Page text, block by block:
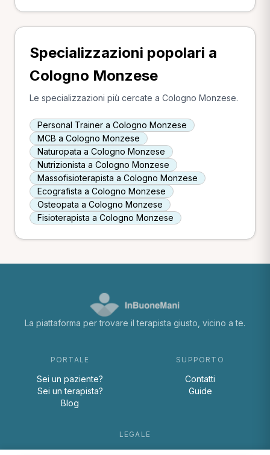
Specializzazioni popolari a
Cologno Monzese
Le specializzazioni più cercate a Cologno Monzese.
Personal Trainer a Cologno Monzese
MCB a Cologno Monzese
Naturopata a Cologno Monzese
Nutrizionista a Cologno Monzese
Massofisioterapista a Cologno Monzese
Ecografista a Cologno Monzese
Osteopata a Cologno Monzese
Fisioterapista a Cologno Monzese
La piattaforma per trovare il terapista giusto, vicino a te.
PORTALE
Sei un paziente?
Sei un terapista?
Blog
SUPPORTO
Contatti
Guide
LEGALE